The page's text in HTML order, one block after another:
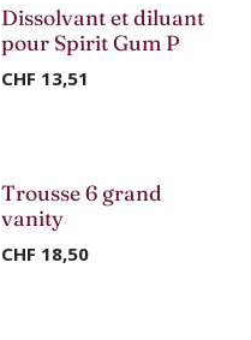
Nouveau !
Dissolvant et diluant
pour Spirit Gum P
CHF 13,51
-50%
Trousse 6 grand
vanity
CHF 18,50